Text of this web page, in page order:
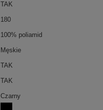
TAK
180
100% poliamid
Męskie
TAK
TAK
Czarny